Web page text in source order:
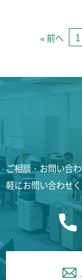
« 前へ 1
ご相談・お問い合
軽にお問い合わせ